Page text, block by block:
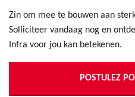
Zin om mee te bouwen aan
Solliciteer vandaag nog en
Infra voor jou kan betekenen.
POSTULEZ